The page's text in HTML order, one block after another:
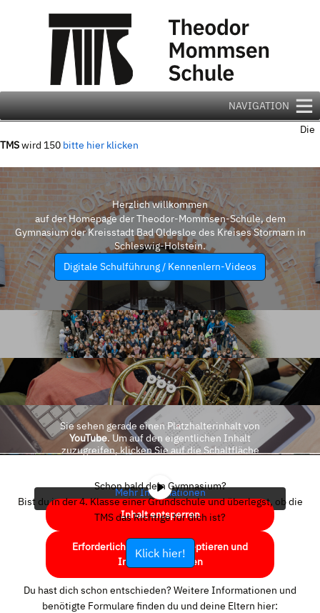
NAVIGATION
Die
TMSwird 150 bitte hier klicken
Herzlich willkommen
auf der Homepage der Theodor-Mommsen-Schule, dem
Gymnasium der Kreisstadt Bad Oldesloe des Kreises Stormarn in
Schleswig-Holstein.
Digitale Schulführung / Kennenlern-Videos
Sie sehen gerade einen Platzhalterinhalt von
YouTube. Um auf den eigentlichen Inhalt
zuzugreifen, klicken Sie auf die Schaltfläche
Mehr Informationen
Inhalt entsperren
Erforderlichen Service akzeptieren und
Inhalte entsperren
Schon bald dein Gymnasium?
Bist du in der 4. Klasse einer Grundschule und überlegst, ob die
TMS das Richtige für dich ist?
Klick hier!
Du hast dich schon entschieden? Weitere Informationen und
benötigte Formulare finden du und deine Eltern hier: